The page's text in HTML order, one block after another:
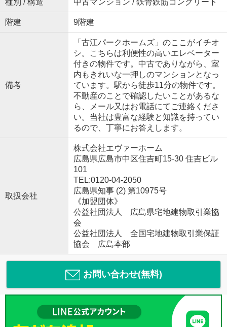
種別 / 構造 中古マンション / 鉄骨鉄筋コンクリート
階建 9階建
備考
「古江パークホームズ」のここがイチオ
シ。こちらは利便性の高いエレベーター
付きの物件です。中古でありながら、室
内もきれいな一押しのマンションとなっ
ています。駅から徒歩11分の物件です。
不動産のことで確認したいことがあるな
ら、メール又はお電話にてご連絡くださ
い。当社は豊富な経験と知識を持ってい
るので、丁寧にお答えします。
取扱会社
株式会社エヴァーホーム
広島県広島市中区住吉町15-30 住吉ビル
101
TEL:0120-04-2050
広島県知事 (2) 第10975号
《加盟団体》
公益社団法人 広島県宅地建物取引業協
会
公益社団法人 全国宅地建物取引業保証
協会 広島本部
お問い合わせ(無料)